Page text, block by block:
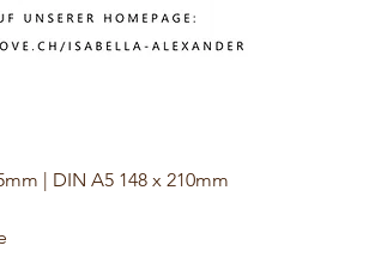
| DIN A5 148 x 210mm